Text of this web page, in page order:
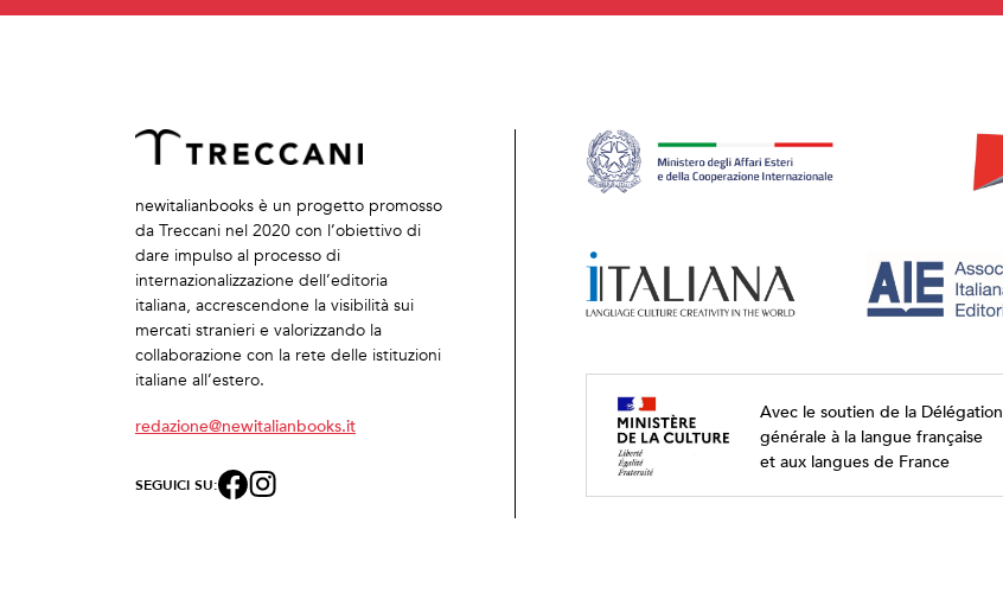
newitalianbooks è un progetto promosso
da Treccani nel 2020 con l’obiettivo di
dare impulso al processo di
internazionalizzazione dell’editoria
italiana, accrescendone la visibilità sui
mercati stranieri e valorizzando la
collaborazione con la rete delle istituzioni
italiane all’estero.
redazione@newitalianbooks.it
SEGUICI SU:
Avec le soutien de la Délégation
générale à la langue française
et aux langues de France